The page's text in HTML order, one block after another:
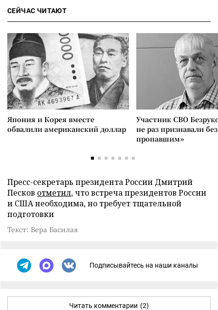
СЕЙЧАС ЧИТАЮТ
Япония и Корея вместе
обвалили американский доллар
Участник СВО
не раз признавали
пропавшим»
Пресс-секретарь президента России Дмитрий
Песков отметил, что встреча президентов России
и США необходима, но требует тщательной
подготовки
Текст: Вера Басилая
Подписывайтесь на наши каналы
Читать комментарии (2)